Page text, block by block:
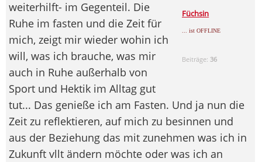
Füchsin
... ist OFFLINE
Beiträge: 36
weiterhilft- im Gegenteil. Die
Ruhe im fasten und die Zeit für
mich, zeigt mir wieder wohin ich
will, was ich brauche, was mir
auch in Ruhe außerhalb von
Sport und Hektik im Alltag gut
tut... Das genieße ich am Fasten. Und ja nun die
Zeit zu reflektieren, auf mich zu besinnen und
aus der Beziehung das mit zunehmen was ich in
Zukunft vllt ändern möchte oder was ich an